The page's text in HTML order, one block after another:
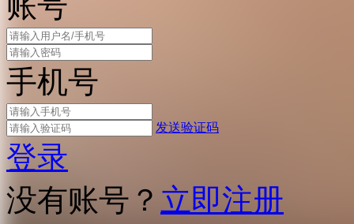
手机号
发送验证码
登录
没有账号？ 立即注册